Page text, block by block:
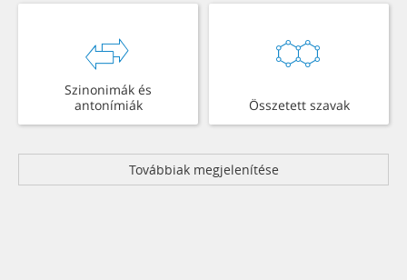
Szinonimák és
antonímiák
Összetett szavak
Továbbiak megjelenítése